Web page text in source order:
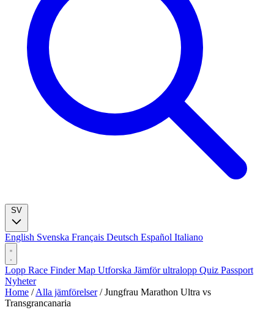
English Svenska Français Deutsch Español Italiano
Lopp Race FinderMap Utforska Jämför ultralopp Quiz Passport
Nyheter
Home / Alla jämförelser / Jungfrau Marathon Ultra vs
Transgrancanaria